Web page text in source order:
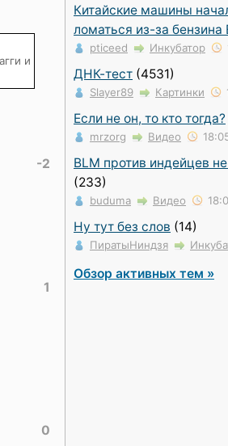
и
-2
1
0
Китайские машины
ломаться из-за бензина
pticeed Инкубатор
ДНК-тест (4531)
Slayer89 Картинки
Если не он, то кто тогда?
mrzorg Видео
BLM против индейцев
(233)
buduma Видео
Ну тут без слов (14)
ПиратыНиндзя
Обзор активных тем »